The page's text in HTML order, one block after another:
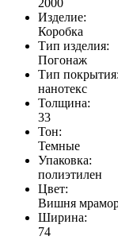
2000
Изделие:
Коробка
Тип изделия:
Погонаж
Тип покрытия:
нанотекс
Толщина:
33
Тон:
Темные
Упаковка:
полиэтилен
Цвет:
Вишня
Ширина:
74